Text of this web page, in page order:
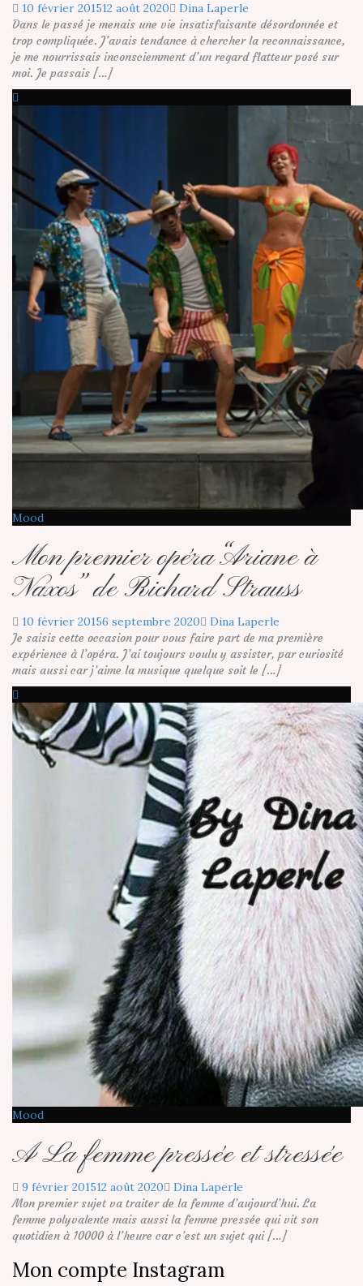
10 février 201512 août 2020
Dina Laperle
Dans le passé je menais une vie insatisfaisante désordonnée et
trop compliquée. J’avais tendance à chercher la reconnaissance,
je me nourrissais inconsciemment d’un regard flatteur posé sur
moi. Je passais […]
Mood
Mon premier opéra “Ariane à
Naxos” de Richard Strauss
10 février 20156 septembre 2020
Dina Laperle
Je saisis cette occasion pour vous faire part de ma première
expérience à l’opéra. J’ai toujours voulu y assister, par curiosité
mais aussi car j’aime la musique quelque soit le […]
Mood
A La femme pressée et stressée
9 février 201512 août 2020
Dina Laperle
Mon premier sujet va traiter de la femme d’aujourd’hui. La
femme polyvalente mais aussi la femme pressée qui vit son
quotidien à 10000 à l’heure car c’est un sujet qui […]
Mon compte Instagram